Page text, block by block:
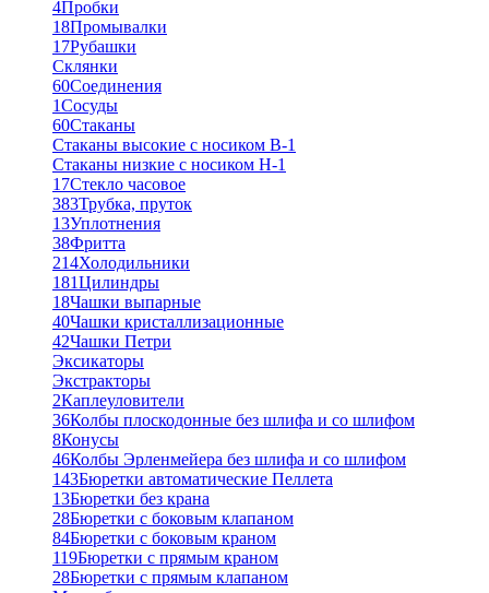
4Пробки
18Промывалки
17Рубашки
Склянки
60Соединения
1Сосуды
60Стаканы
Стаканы высокие с носиком В-1
Стаканы низкие с носиком Н-1
17Стекло часовое
383Трубка, пруток
13Уплотнения
38Фритта
214Холодильники
181Цилиндры
18Чашки выпарные
40Чашки кристаллизационные
42Чашки Петри
Эксикаторы
Экстракторы
2Каплеуловители
36Колбы плоскодонные без шлифа и со шлифом
8Конусы
46Колбы Эрленмейера без шлифа и со шлифом
143Бюретки автоматические Пеллета
13Бюретки без крана
28Бюретки с боковым клапаном
84Бюретки с боковым краном
119Бюретки с прямым краном
28Бюретки с прямым клапаном